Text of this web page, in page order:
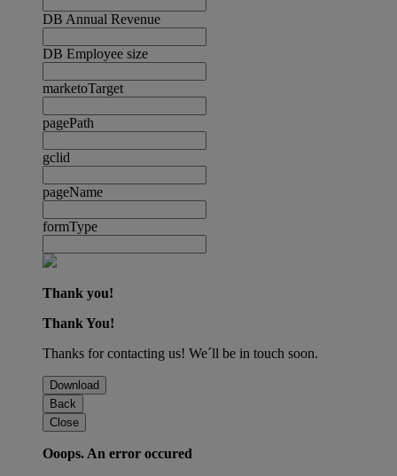
DB Annual Revenue
DB Employee size
marketoTarget
pagePath
gclid
pageName
formType
Thank you!
Thank You!
Thanks for contacting us! We´ll be in touch soon.
Download
Back
Close
Ooops. An error occured